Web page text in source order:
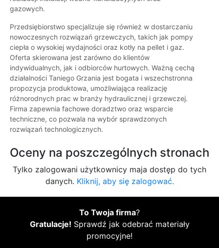
gazowych.
Przedsiębiorstwo specjalizuje się również w dostarczaniu
nowoczesnych rozwiązań grzewczych, takich jak pompy
ciepła o wysokiej wydajności oraz kotły na pellet i gaz.
Oferta skierowana jest zarówno do klientów
indywidualnych, jak i odbiorców hurtowych. Ważną cechą
działalności Taniego Grzania jest bogata i wszechstronna
propozycja produktowa, umożliwiająca realizację
różnorodnych prac w branży hydraulicznej i grzewczej.
Firma zapewnia fachowe doradztwo oraz wsparcie
techniczne, co pozwala na wybór sprawdzonych
rozwiązań technologicznych.
Oceny na poszczególnych stronach
Tylko zalogowani użytkownicy maja dostęp do tych
danych. Kliknij, aby się zalogować.
To Twoja firma?
Gratulacje! Sprawdź jak odebrać materiały
promocyjne!